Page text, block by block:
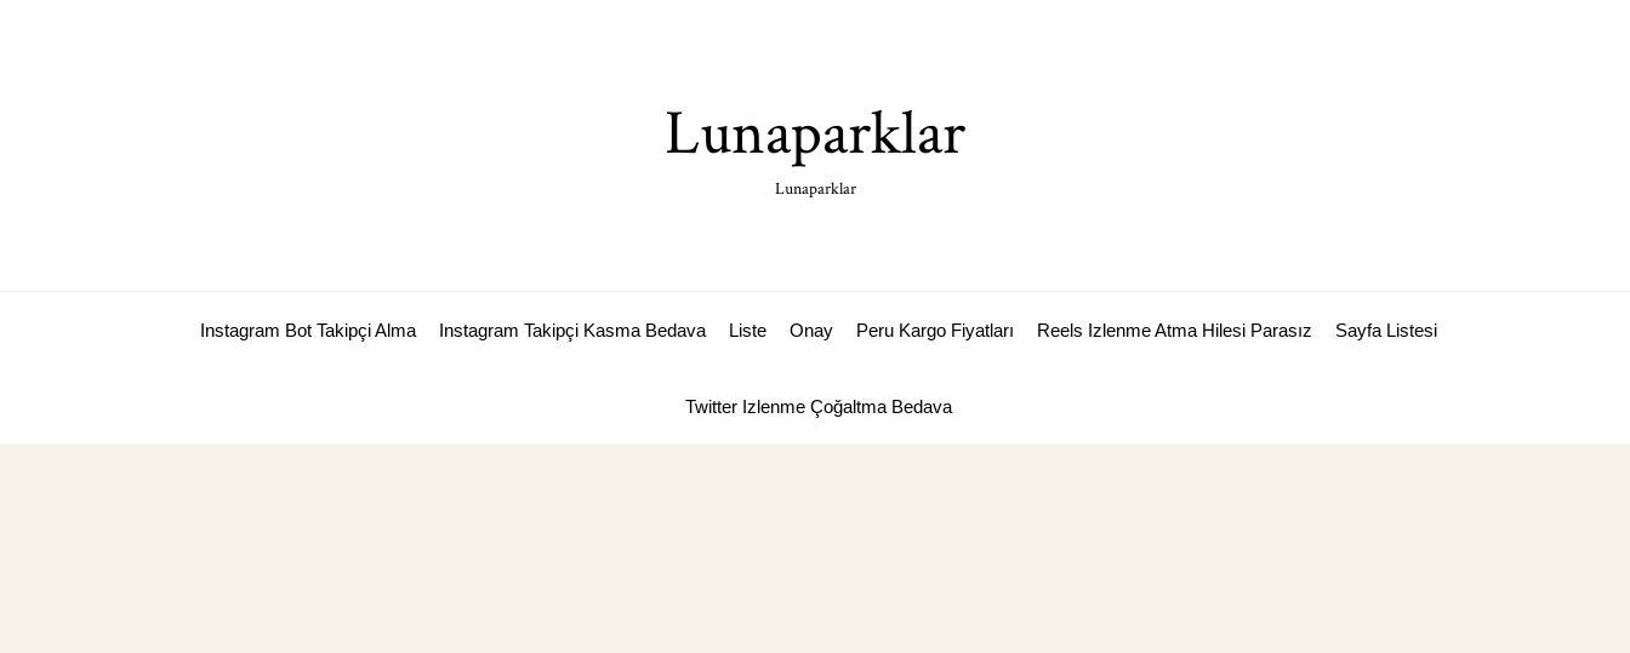
Lunaparklar
Lunaparklar
Instagram Bot Takipçi Alma Instagram Takipçi Kasma Bedava Liste Onay Peru Kargo Fiyatları Reels Izlenme Atma Hilesi Parasız Sayfa Listesi
Twitter Izlenme Çoğaltma Bedava